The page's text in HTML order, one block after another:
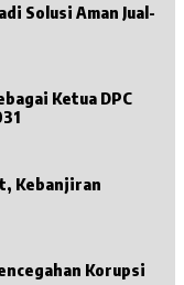
Solusi Aman Jual-
Ketua DPC
Kebanjiran
Korupsi